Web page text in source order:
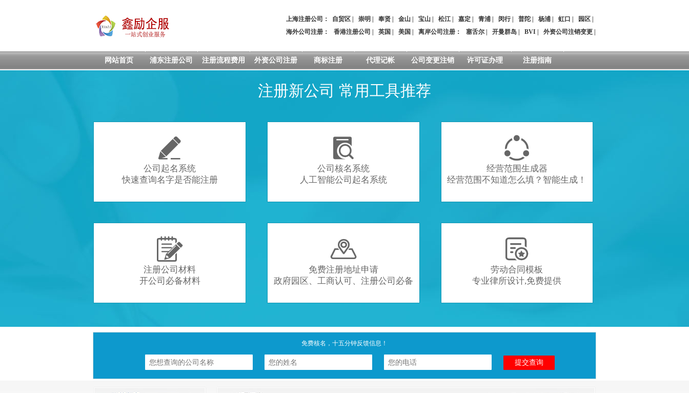
上海注册公司： 自贸区 崇明 奉贤 金山 宝山 松江 嘉定 青浦 闵行| 普陀 杨浦 虹口 园区
海外公司注册：
香港注册公司 英国 美国 离岸公司注册 ： 塞舌尔 开曼群岛 BVI 外资公司注销变更
网站首页 浦东注册公司 注册流程费用 外资公司注册 商标注册 代理记帐 公司变更注销 许可证办理 注册指南
注册新公司 常用工具推荐

公司起名系统
快速查询名字是否能注册

公司核名系统
人工智能公司起名系统

经营范围生成器
经营范围不知道怎么填？智能生成！

注册公司材料
开公司必备材料

免费注册地址申请
政府园区、工商认可、注册公司必备

劳动合同模板
专业律所设计,免费提供
免费核名，十五分钟反馈信息！